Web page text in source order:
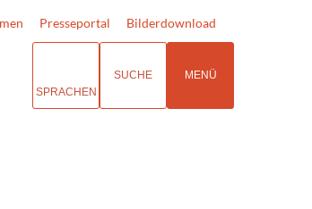
Presseportal Bilderdownload
SPRACHEN
SUCHE MENÜ